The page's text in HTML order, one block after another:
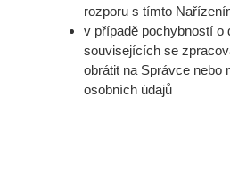
rozporu s tímto
v případě pochybností o
souvisejících se
obrátit na Správce nebo
osobních údajů